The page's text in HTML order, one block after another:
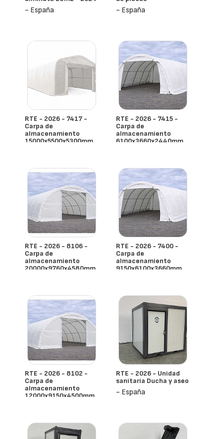
- España - España
RTE - 2026 - 7417 -
Carpa de
almacenamiento
15000x5500x5300mm
RTE - 2026 - 7415 -
Carpa de
almacenamiento
6100x3660x2440mm
RTE - 2026 - 8106 -
Carpa de
almacenamiento
20000x9760x4580mm
RTE - 2026 - 7400 -
Carpa de
almacenamiento
9150x6100x3660mm
RTE - 2026 - 8102 -
Carpa de
almacenamiento
12000x9150x4500mm
RTE - 2026 - Unidad
sanitaria Ducha y aseo
- España